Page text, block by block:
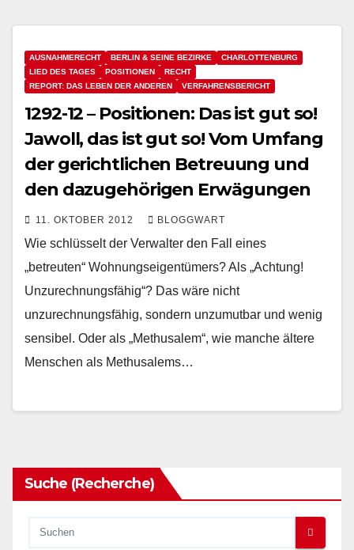
AUSNAHMERECHT BERLIN & SEINE BEZIRKE
CHARLOTTENBURG
LIED DES TAGES
POSITIONEN
RECHT
REPORT: DAS LEBEN DER ANDEREN
VERFAHRENSBERICHT
1292-12 – Positionen: Das ist gut so!
Jawoll, das ist gut so! Vom Umfang
der gerichtlichen Betreuung und
den dazugehörigen Erwägungen
11. OKTOBER 2012 BLOGGWART
Wie schlüsselt der Verwalter den Fall eines
„betreuten“ Wohnungseigentümers? Als „Achtung!
Unzurechnungsfähig“? Das wäre nicht
unzurechnungsfähig, sondern unzumutbar und wenig
sensibel. Oder als „Methusalem“, wie manche ältere
Menschen als Methusalems…
Suche (Recherche)